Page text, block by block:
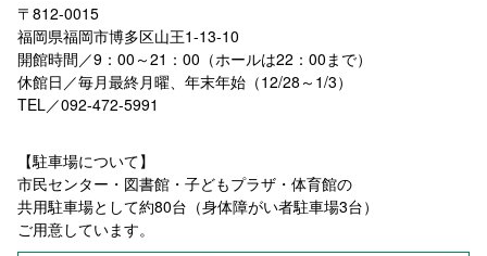
〒812-0015
福岡県福岡市博多区山王1-13-10
開館時間／9：00～21：00（ホールは22：00まで）
休館日／毎月最終月曜、年末年始（12/28～1/3）
TEL／092-472-5991
【駐車場について】
市民センター・図書館・子どもプラザ・体育館の
共用駐車場として約80台（身体障がい者駐車場3台）
ご用意しています。